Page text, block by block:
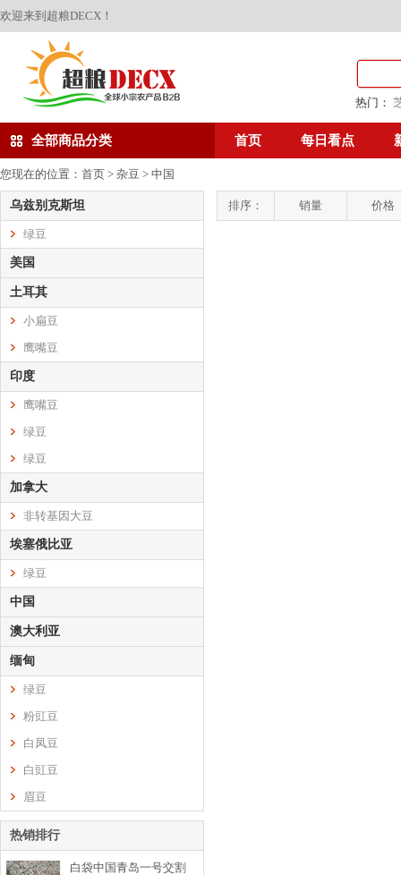
欢迎来到超粮DECX！
热门：
全部商品分类 首页 每日看点
您现在的位置： 首页 > 杂豆 > 中国
乌兹别克斯坦
绿豆
美国
土耳其
小扁豆
鹰嘴豆
印度
鹰嘴豆
绿豆
绿豆
加拿大
非转基因大豆
埃塞俄比亚
绿豆
中国
澳大利亚
缅甸
绿豆
粉豇豆
白凤豆
白豇豆
眉豆
热销排行
白袋中国青岛一号交割
排序： 销量 价格